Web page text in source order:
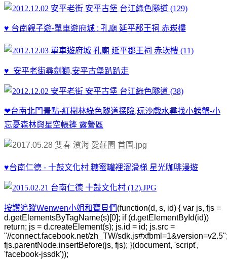
♥ 台南親子遊-單車遊府城 : 孔廟 延平郡王祠 赤崁樓
♥ 安平老街尋劍獅,安平古堡趴趴走
❤台南北門景點-紅樹林綠色隧道探險,玩沙戲水尋找小螃蟹-小
忘憂森林與星空帳篷 露營區
♥台南仁德 - 十鼓文化村 糖蜜罐裡溜滑梯 星光咖啡漫遊
按讚追蹤Wenwen小姐和寶貝們(function(d, s, id) { var js, fjs =
d.getElementsByTagName(s)[0]; if (d.getElementById(id))
return; js = d.createElement(s); js.id = id; js.src =
"//connect.facebook.net/zh_TW/
fjs.parentNode.insertBefore(js, fjs); }(document, 'script',
'facebook-jssdk'));